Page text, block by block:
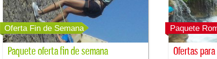
Oferta Fin de Semana
Paquete oferta fin de semana
Paquete
Ofertas